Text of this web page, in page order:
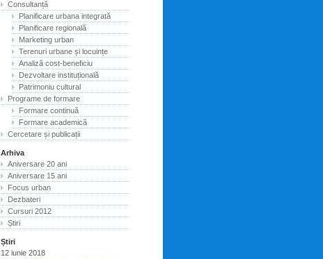
Consultanță
Planificare urbana integrată
Planificare regională
Marketing urban
Terenuri urbane și locuințe
Analiză cost-beneficiu
Dezvoltare instituțională
Patrimoniu cultural
Programe de formare
Formare continuă
Formare academică
Cercetare și publicații
Arhiva
Aniversare 20 ani
Aniversare 15 ani
Focus urban
Dezbateri
Cursuri 2012
Știri
Știri
12 iunie 2018